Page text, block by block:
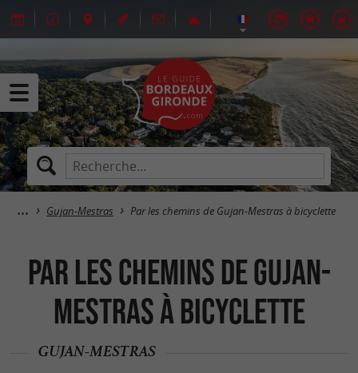
Gujan-Mestras Par les chemins de Gujan-Mestras à bicyclette
Par les chemins de Gujan-
Mestras à bicyclette
GUJAN-MESTRAS